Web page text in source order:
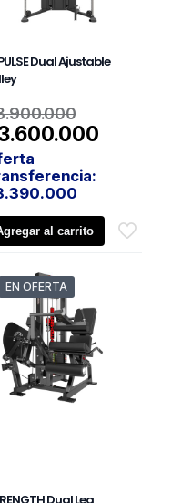
Dual Ajustable
precio
era:
al carrito
EN OFERTA